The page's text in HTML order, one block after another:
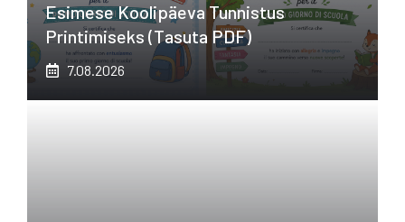
Esimese Koolipäeva Tunnistus
Printimiseks (tasuta PDF)
7.08.2026